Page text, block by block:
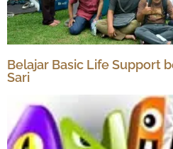
Belajar Basic Life Support
Sari